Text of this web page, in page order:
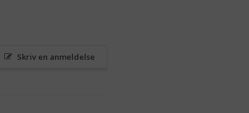
Skriv en anmeldelse